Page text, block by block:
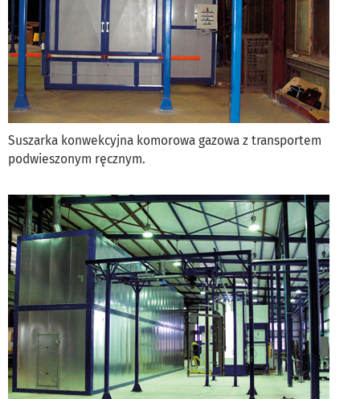
Suszarka konwekcyjna komorowa gazowa z transportem
podwieszonym ręcznym.